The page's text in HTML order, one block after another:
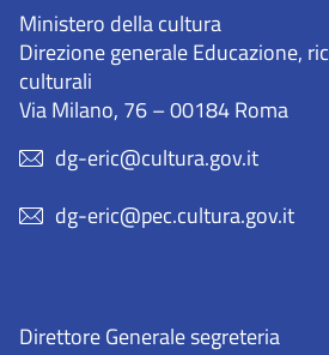
Ministero della cultura
Direzione generale Educazione,
culturali
Via Milano, 76 – 00184 Roma
dg-eric@cultura.gov.it
dg-eric@pec.cultura.gov.it
Direttore Generale segreteria